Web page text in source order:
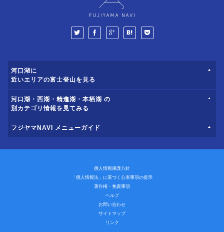
河口湖に
近いエリアの富士登山を見る
河口湖・西湖・精進湖・本栖湖 の
別カテゴリ情報を見てみる
フジヤマNAVI メニューガイド
個人情報保護方針
「個人情報法」に基づく公表事項の提示
著作権・免責事項
ヘルプ
お問い合わせ
サイトマップ
リンク